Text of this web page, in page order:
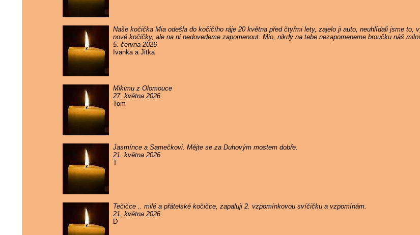
Naše kočička Mia odešla do kočičího ráje 20 května před čtyřmi lety, zajelo ji auto, neuhlídali jsme to,
nové kočičky, ale na ni nedovedeme zapomenout. Mio, nikdy na tebe nezapomeneme broučku náš
5. června 2026
Ivanka a Jitka
Mikimu z Olomouce
27. května 2026
Tom
Jasmínce a Samečkovi. Mějte se za Duhovým mostem dobře.
21. května 2026
T
Tečičce .. milé a přátelské kočičce, zapaluji 2. vzpomínkovou svíčičku a vzpomínám.
21. května 2026
D